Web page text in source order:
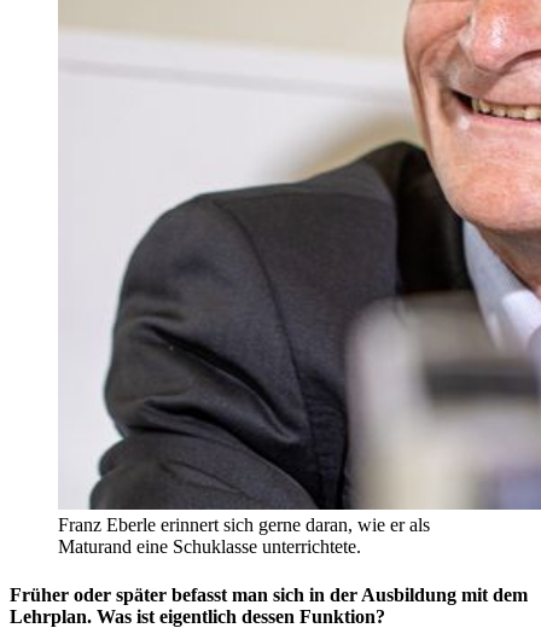
Franz Eberle erinnert sich gerne daran, wie er als
Maturand eine Schuklasse unterrichtete.
Früher oder später befasst man sich in der Ausbildung mit dem
Lehrplan. Was ist eigentlich dessen Funktion?